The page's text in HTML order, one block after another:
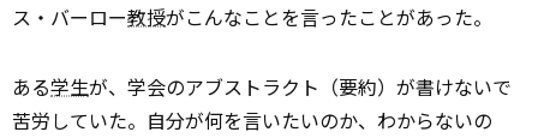
ス・バーロー教授がこんなことを言ったことがあった。
ある学生が、学会のアブストラクト（要約）が書けないで
苦労していた。自分が何を言いたいのか、わからないの